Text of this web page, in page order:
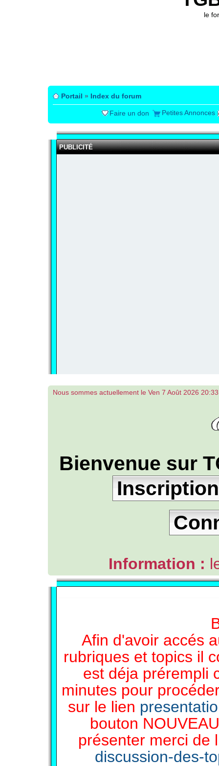
le
Portail » Index du forum
Faire un don Petites Annonces
PUBLICITÉ
Nous sommes actuellement le Ven 7 Août 2026 20:33
Bienvenue sur
Inscription
Information :
Afin d'avoir accés
rubriques et topics il
est déja prérempli
minutes pour
sur le lien
bouton
présenter merci de
discussion-des-